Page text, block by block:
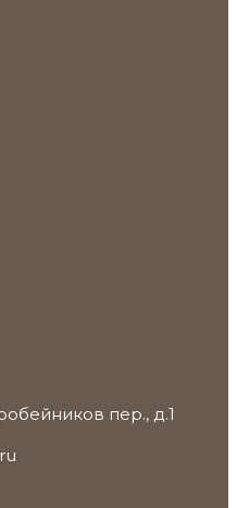
пер., д.1